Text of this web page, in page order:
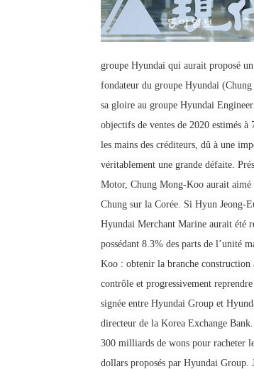
groupe Hyundai qui aurait proposé
fondateur du groupe Hyundai
sa gloire au groupe Hyundai
objectifs de ventes de 2020 estimés
les mains des créditeurs, dû à une
véritablement une grande défaite.
Motor, Chung Mong-Koo aurait aimé
Chung sur la Corée. Si Hyun Jeong-
Hyundai Merchant Marine aurait été
possédant 8.3% des parts de l’unité
Koo : obtenir la branche construction
contrôle et progressivement
signée entre Hyundai Group et
directeur de la Korea Exchange
300 milliards de wons pour racheter
dollars proposés par Hyundai